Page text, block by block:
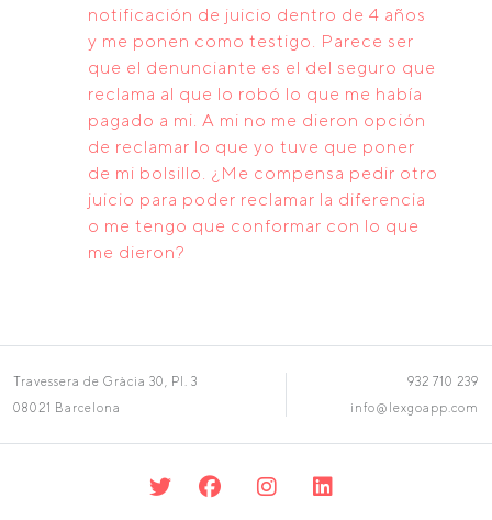
notificación de juicio dentro de 4 años
y me ponen como testigo. Parece ser
que el denunciante es el del seguro que
reclama al que lo robó lo que me había
pagado a mi. A mi no me dieron opción
de reclamar lo que yo tuve que poner
de mi bolsillo. ¿Me compensa pedir otro
juicio para poder reclamar la diferencia
o me tengo que conformar con lo que
me dieron?
Travessera de Gràcia 30, Pl. 3
08021 Barcelona
932 710 239
info@lexgoapp.com